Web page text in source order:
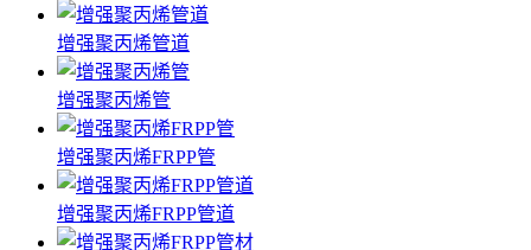
增强聚丙烯管道
增强聚丙烯管
增强聚丙烯FRPP管
增强聚丙烯FRPP管道